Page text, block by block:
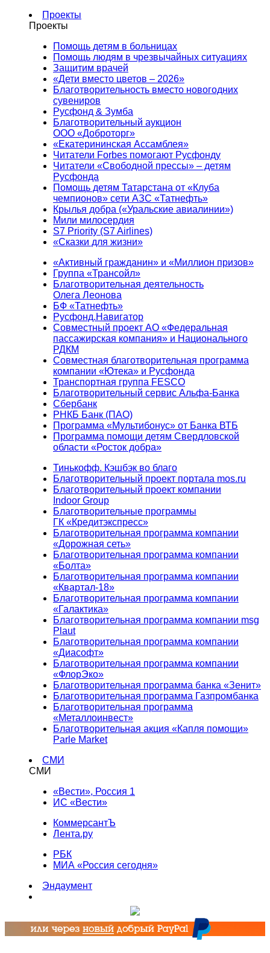
Проекты
Проекты
Помощь детям в больницах
Помощь людям в чрезвычайных ситуациях
Защитим врачей
«Дети вместо цветов – 2026»
Благотворительность вместо новогодних
сувениров
Русфонд & Зумба
Благотворительный аукцион
ООО «Доброторг»
«Екатерининская Ассамблея»
Читатели Forbes помогают Русфонду
Читатели «Свободной прессы» – детям
Русфонда
Помощь детям Татарстана от «Клуба
чемпионов» сети АЗС «Татнефть»
Крылья добра («Уральские авиалинии»)
Мили милосердия
S7 Priority (S7 Airlines)
«Сказки для жизни»
«Активный гражданин» и «Миллион призов»
Группа «Трансойл»
Благотворительная деятельность
Олега Леонова
БФ «Татнефть»
Русфонд.Навигатор
Совместный проект АО «Федеральная
пассажирская компания» и Национального
РДКМ
Совместная благотворительная программа
компании «Ютека» и Русфонда
Транспортная группа FESCO
Благотворительный сервис Альфа-Банка
Сбербанк
РНКБ Банк (ПАО)
Программа «Мультибонус» от Банка ВТБ
Программа помощи детям Свердловской
области «Росток добра»
Тинькофф. Кэшбэк во благо
Благотворительный проект портала mos.ru
Благотворительный проект компании
Indoor Group
Благотворительные программы
ГК «Кредитэкспресс»
Благотворительная программа компании
«Дорожная сеть»
Благотворительная программа компании
«Болта»
Благотворительная программа компании
«Квартал-18»
Благотворительная программа компании
«Галактика»
Благотворительная программа компании msg
Plaut
Благотворительная программа компании
«Диасофт»
Благотворительная программа компании
«ФлорЭко»
Благотворительная программа банка «Зенит»
Благотворительная программа Газпромбанка
Благотворительная программа
«Металлоинвест»
Благотворительная акция «Капля помощи»
Parle Market
СМИ
СМИ
«Вести», Россия 1
ИС «Вести»
КоммерсантЪ
Лента.ру
РБК
МИА «Россия сегодня»
Эндаумент